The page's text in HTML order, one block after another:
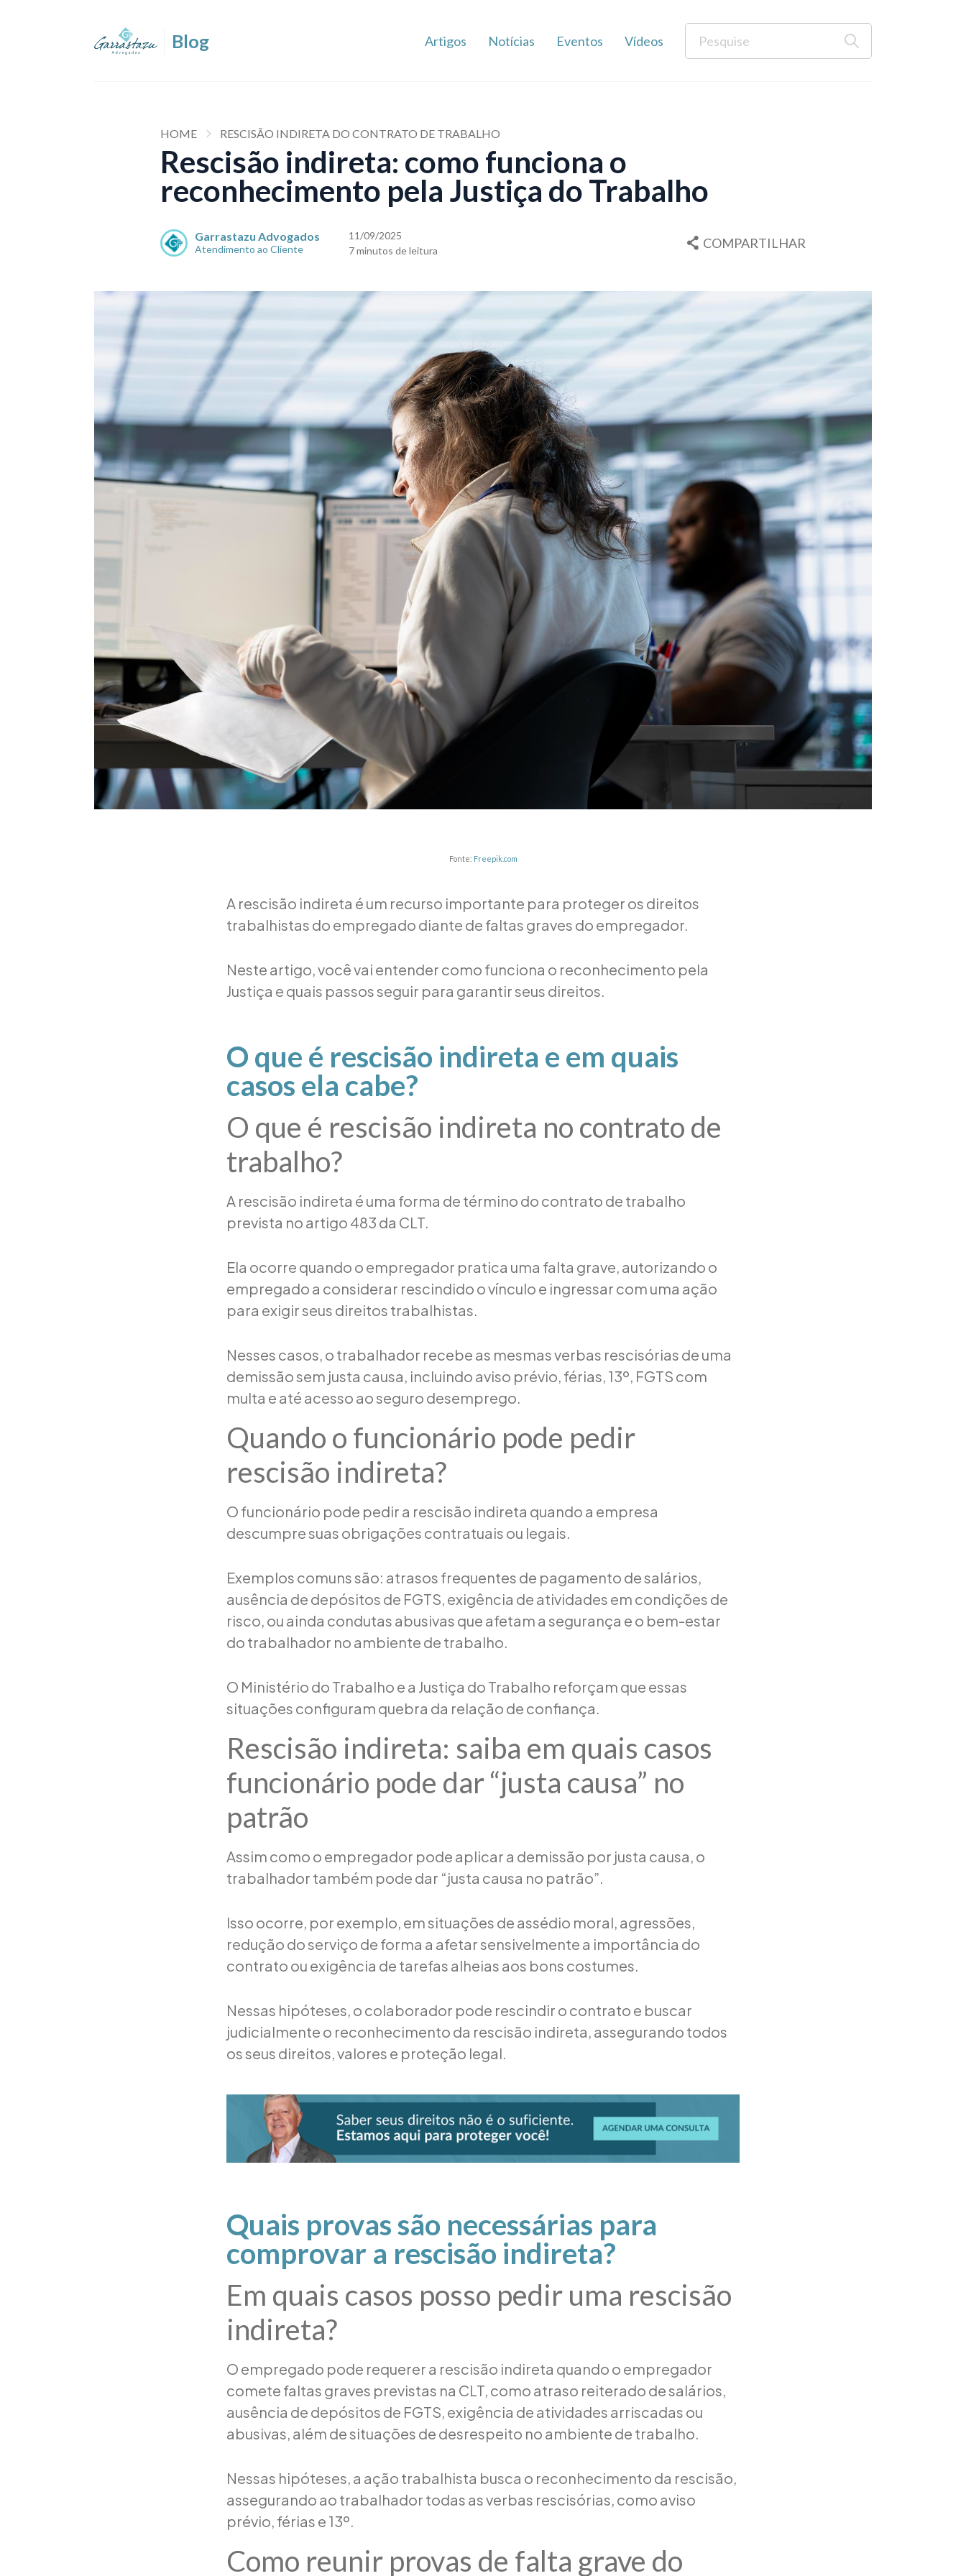
Artigos Notícias Eventos Vídeos
HOME RESCISÃO INDIRETA DO CONTRATO DE TRABALHO
Rescisão indireta: como funciona o
reconhecimento pela Justiça do Trabalho
Garrastazu Advogados
Atendimento ao Cliente
11/09/2025
7 minutos de leitura
COMPARTILHAR
Fonte: Freepik.com
A rescisão indireta é um recurso importante para proteger os direitos
trabalhistas do empregado diante de faltas graves do empregador.
Neste artigo, você vai entender como funciona o reconhecimento pela
Justiça e quais passos seguir para garantir seus direitos.
O que é rescisão indireta e em quais
casos ela cabe?
O que é rescisão indireta no contrato de
trabalho?
A rescisão indireta é uma forma de término do contrato de trabalho
prevista no artigo 483 da CLT.
Ela ocorre quando o empregador pratica uma falta grave, autorizando o
empregado a considerar rescindido o vínculo e ingressar com uma ação
para exigir seus direitos trabalhistas.
Nesses casos, o trabalhador recebe as mesmas verbas rescisórias de uma
demissão sem justa causa, incluindo aviso prévio, férias, 13º, FGTS com
multa e até acesso ao seguro desemprego.
Quando o funcionário pode pedir
rescisão indireta?
O funcionário pode pedir a rescisão indireta quando a empresa
descumpre suas obrigações contratuais ou legais.
Exemplos comuns são: atrasos frequentes de pagamento de salários,
ausência de depósitos de FGTS, exigência de atividades em condições de
risco, ou ainda condutas abusivas que afetam a segurança e o bem-estar
do trabalhador no ambiente de trabalho.
O Ministério do Trabalho e a Justiça do Trabalho reforçam que essas
situações configuram quebra da relação de confiança.
Rescisão indireta: saiba em quais casos
funcionário pode dar “justa causa” no
patrão
Assim como o empregador pode aplicar a demissão por justa causa, o
trabalhador também pode dar “justa causa no patrão”.
Isso ocorre, por exemplo, em situações de assédio moral, agressões,
redução do serviço de forma a afetar sensivelmente a importância do
contrato ou exigência de tarefas alheias aos bons costumes.
Nessas hipóteses, o colaborador pode rescindir o contrato e buscar
judicialmente o reconhecimento da rescisão indireta, assegurando todos
os seus direitos, valores e proteção legal.
Quais provas são necessárias para
comprovar a rescisão indireta?
Em quais casos posso pedir uma rescisão
indireta?
O empregado pode requerer a rescisão indireta quando o empregador
comete faltas graves previstas na CLT, como atraso reiterado de salários,
ausência de depósitos de FGTS, exigência de atividades arriscadas ou
abusivas, além de situações de desrespeito no ambiente de trabalho.
Nessas hipóteses, a ação trabalhista busca o reconhecimento da rescisão,
assegurando ao trabalhador todas as verbas rescisórias, como aviso
prévio, férias e 13º.
Como reunir provas de falta grave do